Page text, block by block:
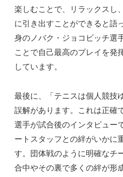
楽しむことで、リラックスし
に引き出すことができると語
身のノバク・ジョコビッチ選
ことで自己最高のプレイを発
しています。
最後に、「テニスは個人競技
誤解があります。これは正確
選手が試合後のインタビュー
ートスタッフとの絆がいかに
す。団体戦のように明確なチ
合中やその裏で多くの絆が形